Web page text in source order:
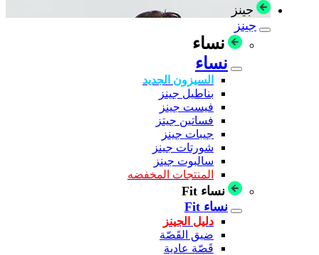
جينز
جينز
نساء
نساء
السيزون الجديد
بناطيل جينز
فيست جينز
فساتين جيتز
جيبات جينز
شورتات جينز
سالبوت جينز
المنتجات المخفضه
نساء Fit
نساء Fit
دليل الجينز
ضيق القَصّة
قَصّة عادية